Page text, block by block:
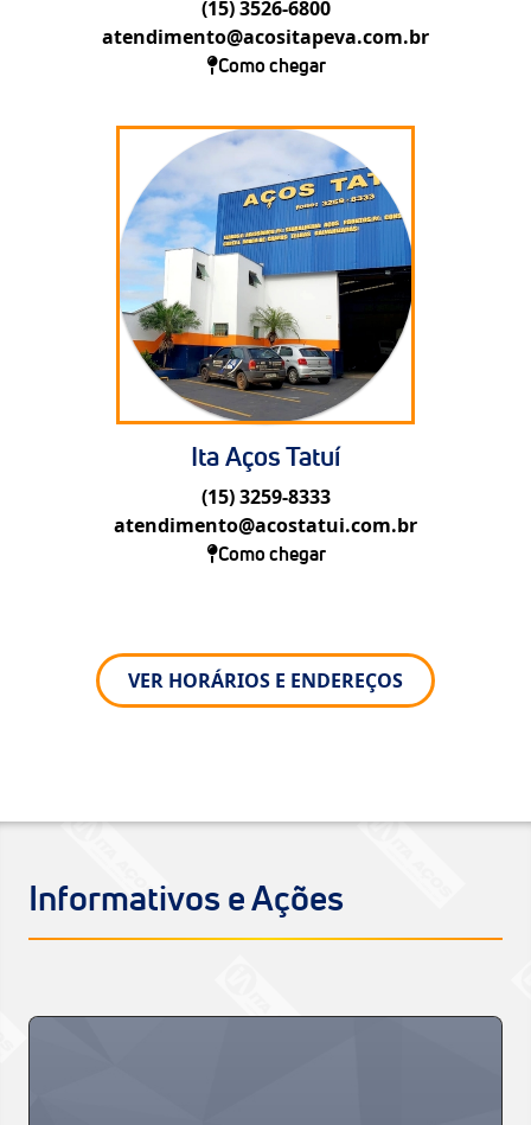
(15) 3526-6800
atendimento@acositapeva.com.br
Como chegar
Ita Aços Tatuí
(15) 3259-8333
atendimento@acostatui.com.br
Como chegar
VER HORÁRIOS E ENDEREÇOS
Informativos e Ações